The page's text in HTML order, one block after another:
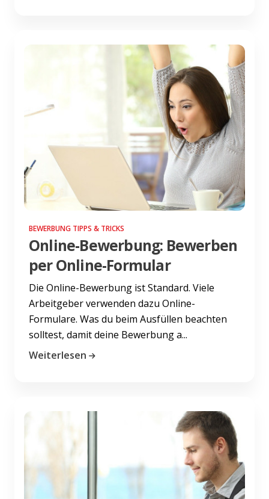
BEWERBUNG TIPPS & TRICKS
Online-Bewerbung: Bewerben
per Online-Formular
Die Online-Bewerbung ist Standard. Viele
Arbeitgeber verwenden dazu Online-
Formulare. Was du beim Ausfüllen beachten
solltest, damit deine Bewerbung a...
Weiterlesen